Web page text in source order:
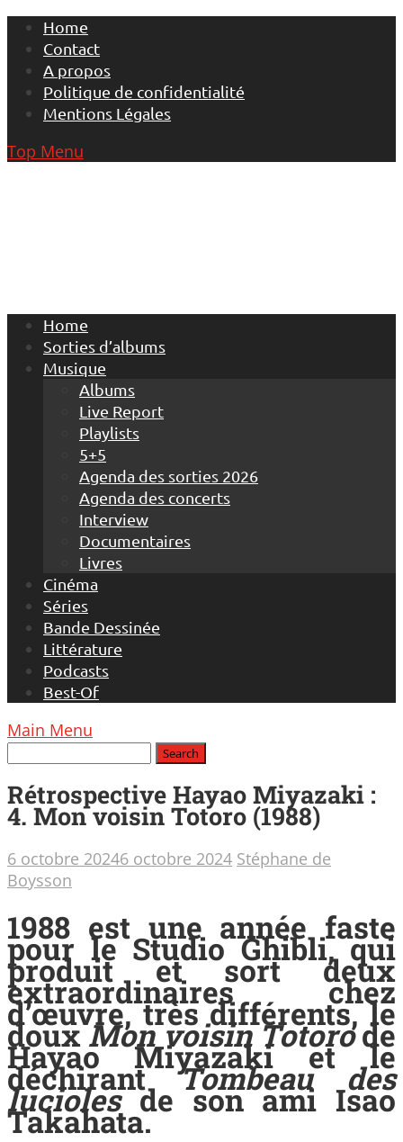
Skip
content
Home
Contact
A propos
Politique de confidentialité
Mentions Légales
Top Menu
Home
Sorties d’albums
Musique
Albums
Live Report
Playlists
5+5
Agenda des sorties 2026
Agenda des concerts
Interview
Documentaires
Livres
Cinéma
Séries
Bande Dessinée
Littérature
Podcasts
Best-Of
Main Menu
Rétrospective Hayao Miyazaki :
4. Mon voisin Totoro (1988)
6 octobre 20246 octobre 2024 Stéphane de
Boysson
1988 est une année faste
pour le Studio Ghibli, qui
produit et sort deux
extraordinaires chez
d’œuvre, très différents, le
douxMon voisin Totorode
Hayao Miyazaki et le
déchirantTombeau des
luciolesde son ami Isao
Takahata.